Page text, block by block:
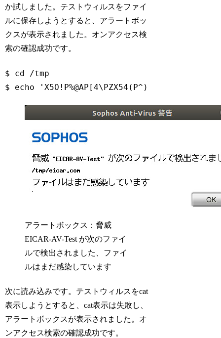
か試しました。テストウィルスをファイ
ルに保存しようとすると、アラートボッ
クスが表示されました。オンアクセス検
索の確認成功です。
$ cd /tmp
$ echo 'X5O!P%@AP[4\PZX54(P^)7CC)7}$EICAR-
アラートボックス：脅威
EICAR-AV-Test が次のファイ
ルで検出されました、ファイ
ルはまだ感染しています
次に読み込みです。テストウィルスをcat
表示しようとすると、cat表示は失敗し、
アラートボックスが表示されました。オ
ンアクセス検索の確認成功です。